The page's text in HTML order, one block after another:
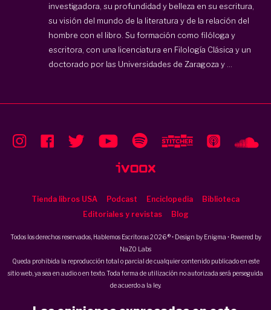
investigadora, su profundidad y belleza en su escritura,
su visión del mundo de la literatura y de la relación del
hombre con el libro. Su formación como filóloga y
escritora, con una licenciatura en Filología Clásica y un
doctorado por las Universidades de Zaragoza y ...
Tienda libros USA Podcast Enciclopedia
Biblioteca
Editoriales y revistas
Blog
Todos los derechos reservados, Hablemos Escritoras 2026 ® • Design by Enigma • Powered by
NaZO Labs
Queda prohibida la reproducción total o parcial de cualquier contenido publicado en este
sitio web, ya sea en audio o en texto. Toda forma de utilización no autorizada será perseguida
de acuerdo a la ley.